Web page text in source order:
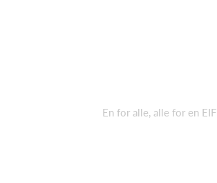
En for alle, alle for en EIF